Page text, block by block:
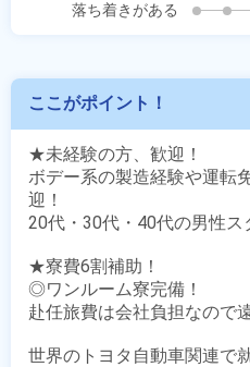
落ち着きがある
ここがポイント！
★未経験の方、歓迎！
ボデー系の製造経験や運転
迎！
20代・30代・40代の男性ス
★寮費6割補助！
◎ワンルーム寮完備！
赴任旅費は会社負担なので
世界のトヨタ自動車関連で